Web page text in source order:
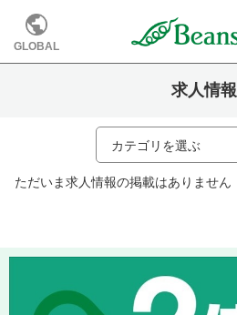
GLOBAL
求人情報
カテゴリを選ぶ
ただいま求人情報の掲載はありません